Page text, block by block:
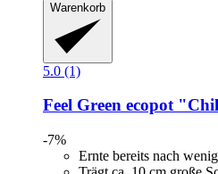
Warenkorb
5.0 (1)
Feel Green ecopot
-7%
Ernte bereits nach